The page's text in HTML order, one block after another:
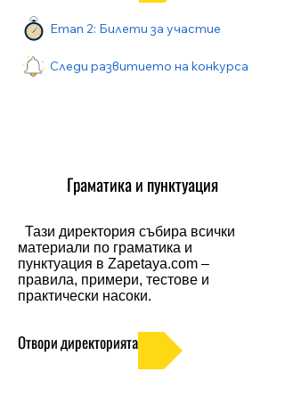
Етап 2: Билети за участие
Следи развитието на конкурса
Граматика и пунктуация
Тази директория събира всички
материали по граматика и
пунктуация в Zapetaya.com –
правила, примери, тестове и
практически насоки.
Отвори директорията